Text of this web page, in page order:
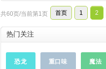
论你是学生还是上班
需求；√ 生日管家批
深了人和人之间的亲
一键添加，响铃即可
流的影视、动漫、赛
的超强工具。 软件功
理及进程管理,可备份
储卡 -支持可解压压缩
致程序意外终止甚至
共60页/当前第1页 首页 1 2
热门关注
恐龙 重口味 魔法